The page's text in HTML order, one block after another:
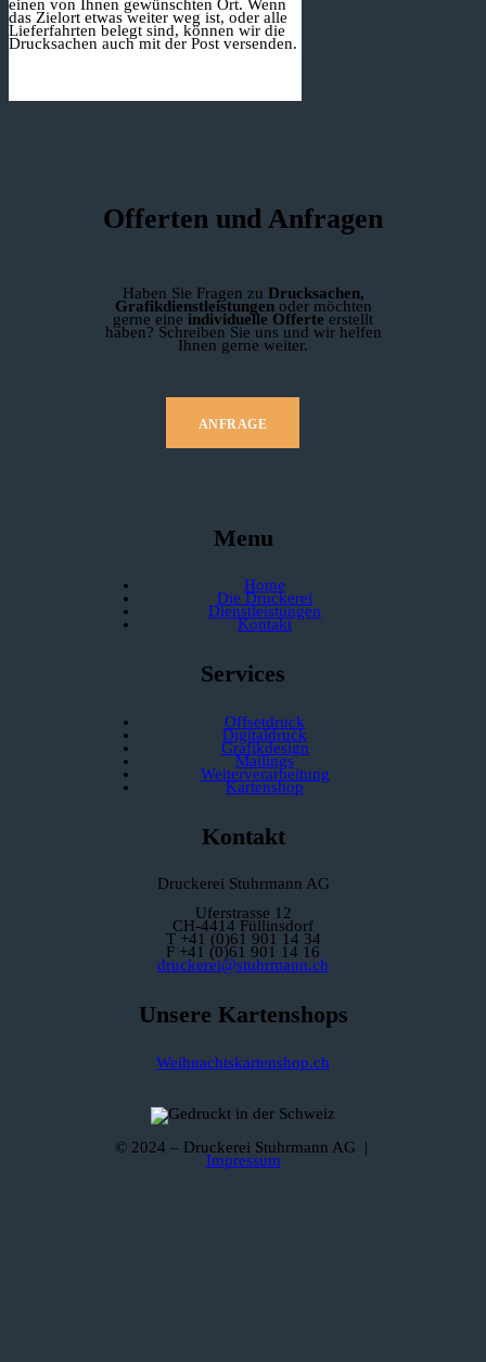
einen von Ihnen gewünschten Ort. Wenn
das Zielort etwas weiter weg ist, oder alle
Lieferfahrten belegt sind, können wir die
Drucksachen auch mit der Post versenden.
Offerten und Anfragen
Haben Sie Fragen zu Drucksachen,
Grafikdienstleistungenoder möchten
gerne eine individuelle Offerte erstellt
haben? Schreiben Sie uns und wir helfen
Ihnen gerne weiter.
ANFRAGE
Menu
Home
Die Druckerei
Dienstleistungen
Kontakt
Services
Offsetdruck
Digitaldruck
Grafikdesign
Mailings
Weiterverarbeitung
Kartenshop
Kontakt
Druckerei Stuhrmann AG
Uferstrasse 12
CH-4414 Füllinsdorf
T +41 (0)61 901 14 34
F +41 (0)61 901 14 16
druckerei@stuhrmann.ch
Unsere Kartenshops
Weihnachtskartenshop.ch
© 2024 – Druckerei Stuhrmann AG |
Impressum